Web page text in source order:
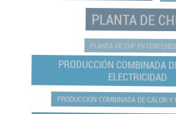
PLANTA DE
PLANTA DE CHP EN
PRODUCCIÓN COMBINADA
ELECTRICIDAD
PRODUCCIÓN COMBINADA DE CALOR Y